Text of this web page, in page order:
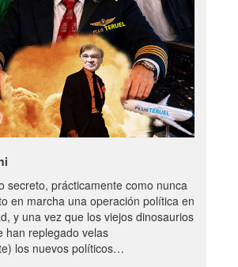
prácticamente como nunca
en marcha una operación política en
y una vez que los viejos dinosaurios
han replegado velas
los nuevos políticos…